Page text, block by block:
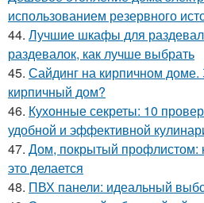
использованием резервного
44. Лучшие шкафы для
раздевалок, как лучше выбрать
45. Сайдинг на кирпичном
кирпичный дом?
46. Кухонные секреты: 10
удобной и эффективной
47. Дом, покрытый профлистом:
это делается
48. ПВХ панели: идеальный